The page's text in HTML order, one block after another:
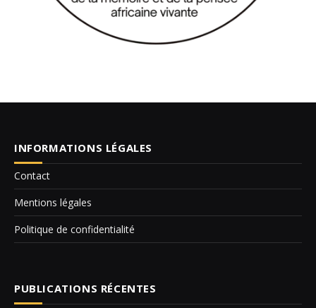
INFORMATIONS LÉGALES
Contact
Mentions légales
Politique de confidentialité
PUBLICATIONS RÉCENTES